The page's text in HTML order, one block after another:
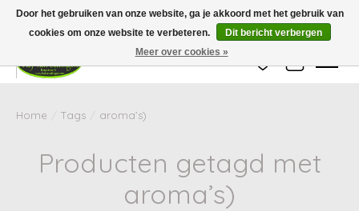
Wij zijn gesloten van 24 december tot en met 25 januari. Houd er rekening mee
dat de levertijd van uw bestelling in deze periode langer kan zijn dan
gebruikelijk.
Verlanglijst
Home Tags aroma’s)
Producten getagd met
aroma’s)
Door het gebruiken van onze website, ga je akkoord met het gebruik van
cookies om onze website te verbeteren.
Dit bericht verbergen
Meer over cookies »